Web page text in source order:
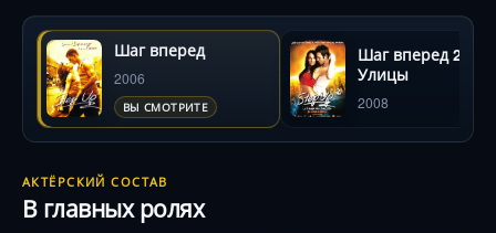
Шаг вперед
2006
ВЫ СМОТРИТЕ
Шаг вперед 2:
Улицы
2008
АКТЁРСКИЙ СОСТАВ
В главных ролях